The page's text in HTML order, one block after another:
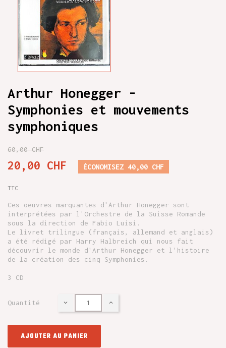
Arthur Honegger -
Symphonies et mouvements
symphoniques
60,00 CHF
20,00 CHF ÉCONOMISEZ 40,00 CHF
TTC
Ces oeuvres marquantes d'Arthur Honegger sont
interprétées par l'Orchestre de la Suisse Romande
sous la direction de Fabio Luisi.
Le livret trilingue (français, allemand et anglais)
a été rédigé par Harry Halbreich qui nous fait
découvrir le monde d'Arthur Honegger et l'histoire
de la création des cinq Symphonies.
3 CD
Quantité
AJOUTER AU PANIER